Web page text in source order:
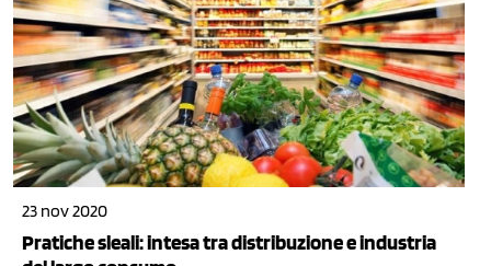
23 nov 2020
Pratiche sleali: intesa tra distribuzione e industria